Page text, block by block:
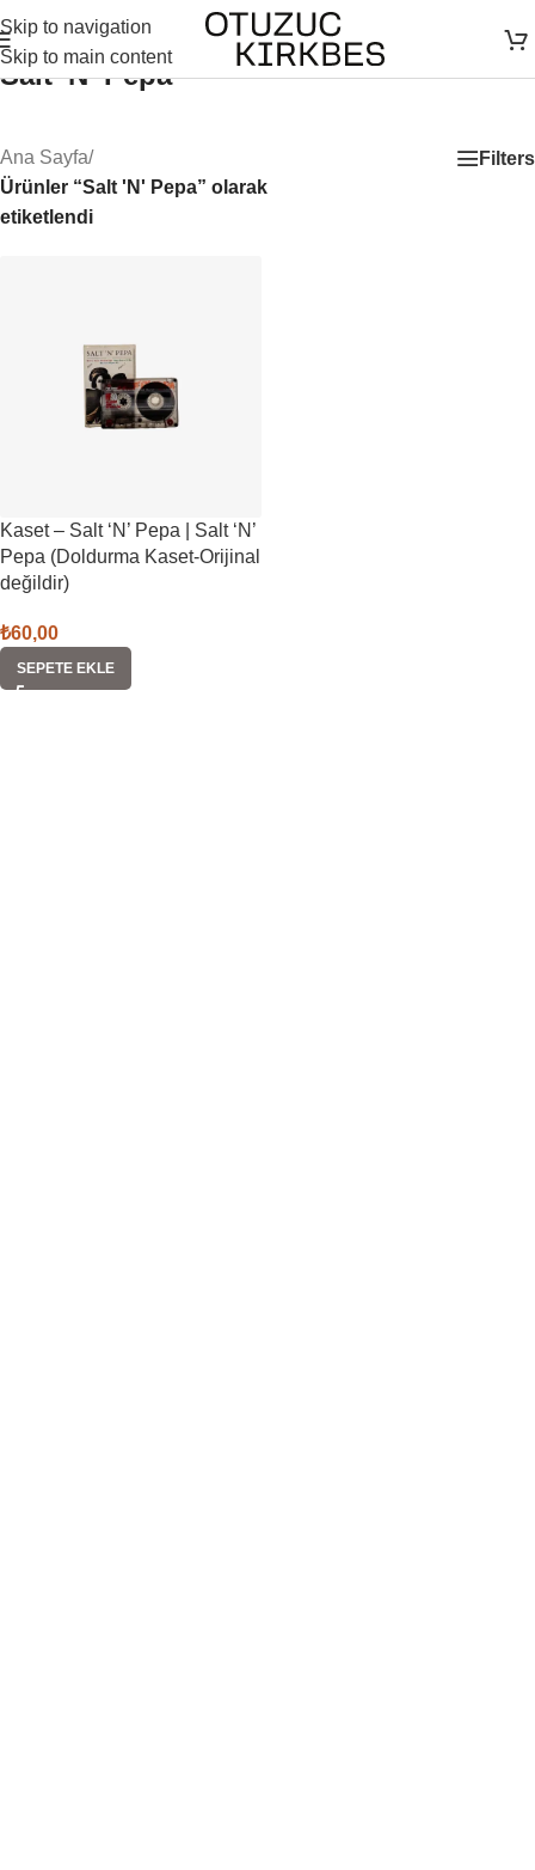
Skip to navigation
Skip to main content
Salt 'N' Pepa
Ana Sayfa/
Ürünler “Salt 'N' Pepa” olarak
etiketlendi
Filters
Kaset – Salt ‘N’ Pepa | Salt ‘N’
Pepa (Doldurma Kaset-Orijinal
değildir)
₺60,00
SEPETE EKLE